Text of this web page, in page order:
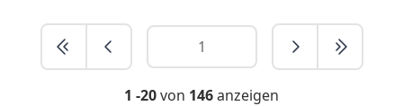
1 -20von 146anzeigen